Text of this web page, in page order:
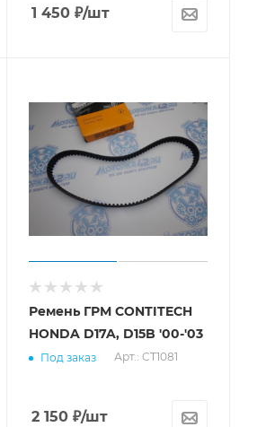
1 450₽/шт
Ремень ГРМ CONTITECH
HONDA D17A, D15B '00-'03
Под заказ Арт.: CT1081
2 150₽/шт